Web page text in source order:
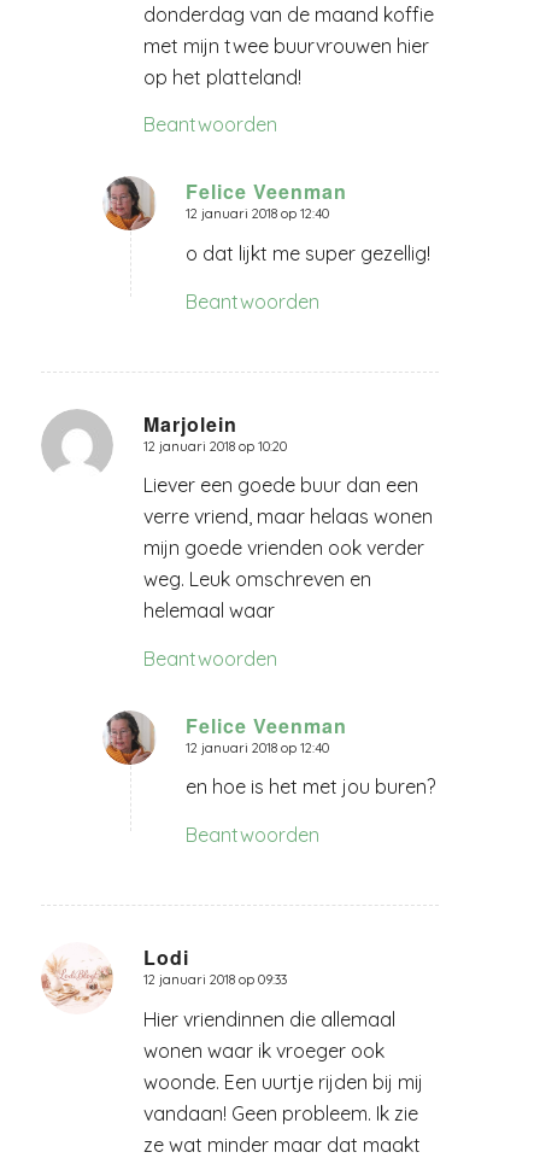
donderdag van de maand koffie
met mijn twee buurvrouwen hier
op het platteland!
Beantwoorden
Felice Veenman
zegt:
12 januari 2018 op 12:40
o dat lijkt me super gezellig!
Beantwoorden
Marjolein
zegt:
12 januari 2018 op 10:20
Liever een goede buur dan een
verre vriend, maar helaas wonen
mijn goede vrienden ook verder
weg. Leuk omschreven en
helemaal waar
Beantwoorden
Felice Veenman
zegt:
12 januari 2018 op 12:40
en hoe is het met jou buren?
Beantwoorden
Lodi
zegt:
12 januari 2018 op 09:33
Hier vriendinnen die allemaal
wonen waar ik vroeger ook
woonde. Een uurtje rijden bij mij
vandaan! Geen probleem. Ik zie
ze wat minder maar dat maakt